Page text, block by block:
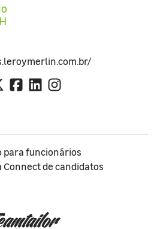
para funcionários
Connect de candidatos